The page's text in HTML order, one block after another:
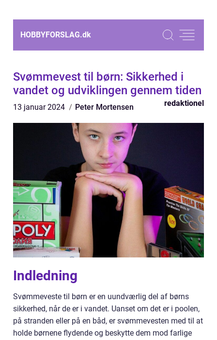
HOBBYFORSLAG.dk
Svømmevest til børn: Sikkerhed i
vandet og udviklingen gennem tiden
13 januar 2024 Peter Mortensen redaktionel
Indledning
Svømmeveste til børn er en uundværlig del af børns
sikkerhed, når de er i vandet. Uanset om det er i poolen,
på stranden eller på en båd, er svømmevesten med til at
holde børnene flydende og beskytte dem mod farlige